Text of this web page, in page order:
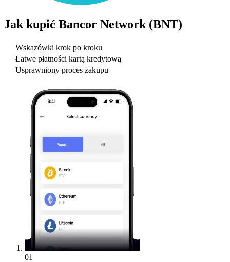
Jak kupić Bancor Network (BNT)
Wskazówki krok po kroku
Łatwe płatności kartą kredytową
Usprawniony proces zakupu
01